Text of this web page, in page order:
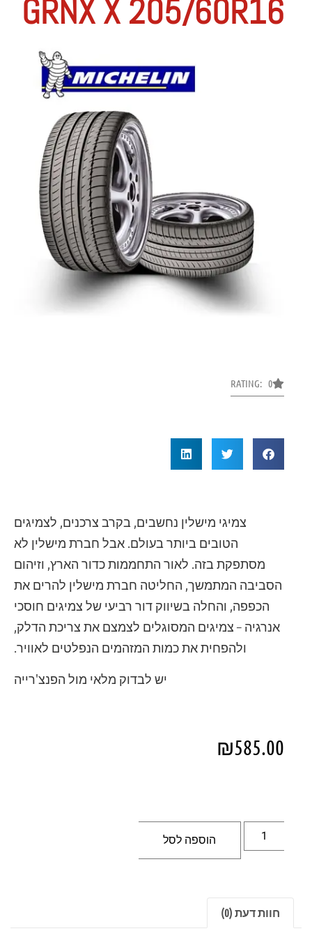
GRNX X 205/60R16
RATING: 0
צמיגי מישלין נחשבים, בקרב צרכנים, לצמיגים
הטובים ביותר בעולם. אבל חברת מישלין לא
מסתפקת בזה. לאור התחממות כדור הארץ, וזיהום
הסביבה המתמשך, החליטה חברת מישלין להרים את
הכפפה, והחלה בשיווק דור רביעי של צמיגים חוסכי
אנרגיה – צמיגים המסוגלים לצמצם את צריכת הדלק,
ולהפחית את כמות המזהמים הנפלטים לאוויר.
יש לבדוק מלאי מול הפנצ'רייה
₪585.00
הוספה לסל
חוות דעת (0)